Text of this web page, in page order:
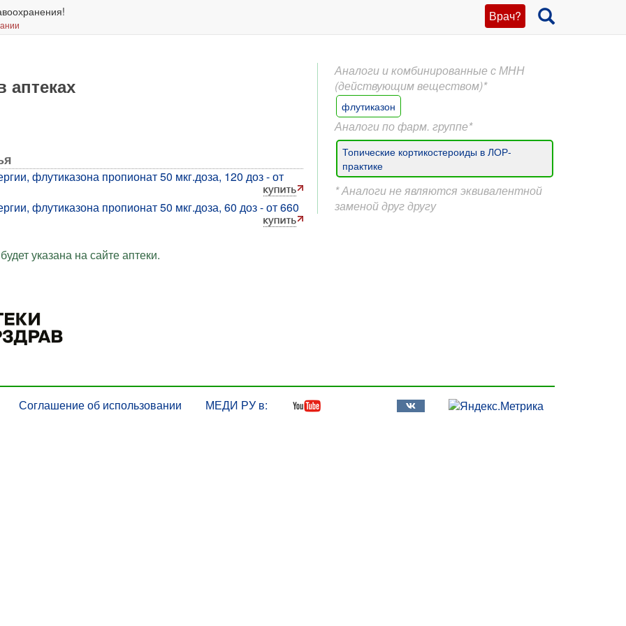
Врач?
аптеках
флутиказона пропионат 50 мкг.доза, 120 доз - от
флутиказона пропионат 50 мкг.доза, 60 доз - от 660
указана на сайте аптеки.
Аналоги и комбинированные с МНН
(действующим веществом)*
флутиказон
Аналоги по фарм. группе*
Топические кортикостероиды в ЛОР-
практике
* Аналоги не являются эквивалентной
заменой друг другу
Соглашение об использовании МЕДИ РУ в: